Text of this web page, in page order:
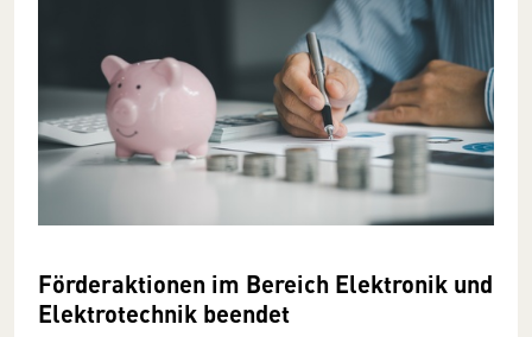
Förderaktionen im Bereich Elektronik und
Elektrotechnik beendet